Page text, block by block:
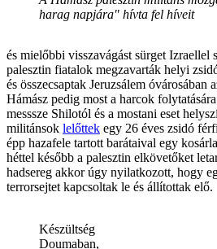
harag napjára" hívta fel híveit
és mielőbbi visszavágást sürget Izraellel
palesztin fiatalok megzavarták helyi
és összecsaptak Jeruzsálem óvárosában
Hámász pedig most a harcok
messsze Shilotól és a mostani eset
militánsok lelőttek egy 26 éves zsidó
épp hazafele tartott barátaival egy
héttel később a palesztin elkövetőket
hadsereg akkor úgy nyilatkozott, hogy
terrorsejtet kapcsoltak le és állítottak elő.
Készültség
Doumaban,